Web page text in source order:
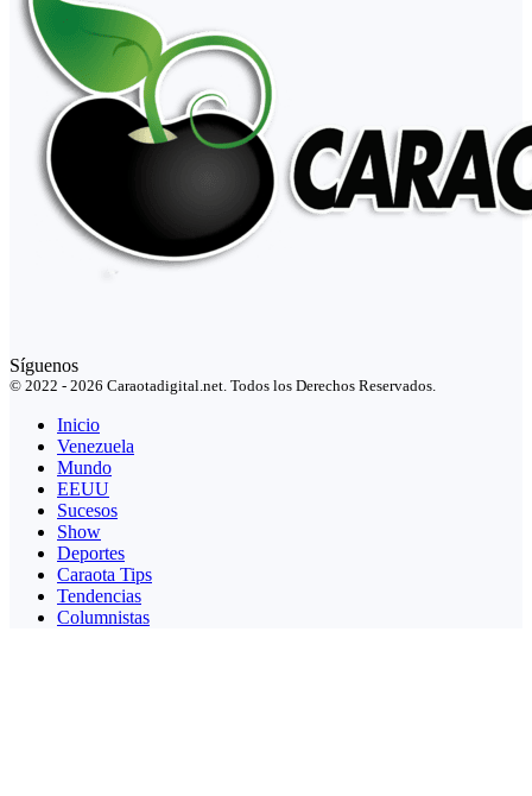
Síguenos
© 2022 - 2026 Caraotadigital.net. Todos los Derechos Reservados.
Inicio
Venezuela
Mundo
EEUU
Sucesos
Show
Deportes
Caraota Tips
Tendencias
Columnistas